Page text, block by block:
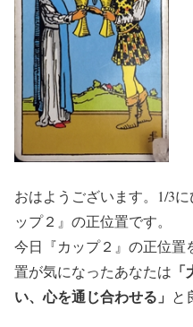
おはようございます。1/3
ップ２』の正位置です。
今日『カップ２』の正位置
置が気になったあなたは
い、心を通じ合わせる」 と